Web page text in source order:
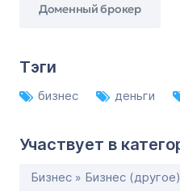
Доменный брокер
Тэги
бизнес деньги
Участвует в
Бизнес » Бизнес (другое)